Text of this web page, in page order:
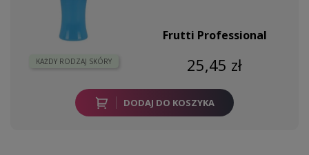
KAŻDY RODZAJ SKÓRY
Frutti Professional
25,45 zł
DODAJ DO KOSZYKA